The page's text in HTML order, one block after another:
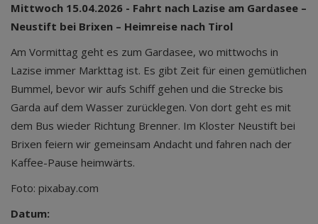
Mittwoch 15.04.2026 - Fahrt nach Lazise am Gardasee –
Neustift bei Brixen – Heimreise nach Tirol
Am Vormittag geht es zum Gardasee, wo mittwochs in
Lazise immer Markttag ist. Es gibt Zeit für einen gemütlichen
Bummel, bevor wir aufs Schiff gehen und die Strecke bis
Garda auf dem Wasser zurücklegen. Von dort geht es mit
dem Bus wieder Richtung Brenner. Im Kloster Neustift bei
Brixen feiern wir gemeinsam Andacht und fahren nach der
Kaffee-Pause heimwärts.
Foto: pixabay.com
Datum: